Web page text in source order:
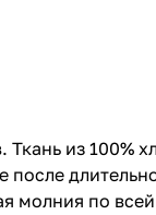
из 100%
молния по